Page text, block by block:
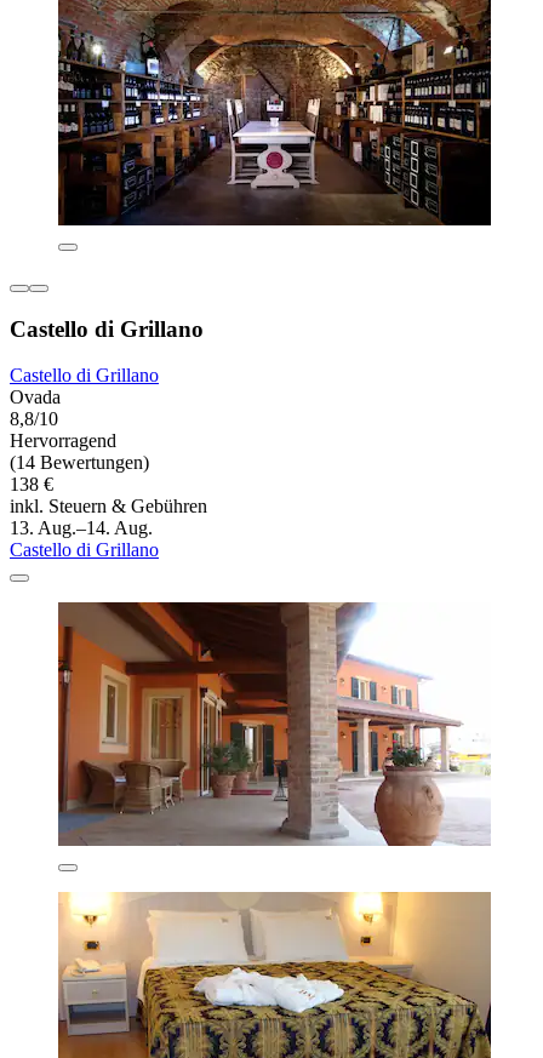
Castello di Grillano
Castello di Grillano
Ovada
8,8/10
Hervorragend
(14 Bewertungen)
138 €
inkl. Steuern & Gebühren
13. Aug.–14. Aug.
Castello di Grillano